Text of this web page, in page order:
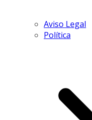
Aviso Legal
Política